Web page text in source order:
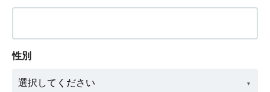
性別